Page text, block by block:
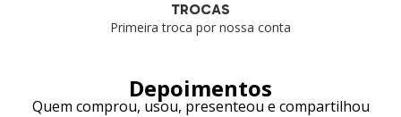
TROCAS
Primeira troca por nossa conta
Depoimentos
Quem comprou, usou, presenteou e compartilhou